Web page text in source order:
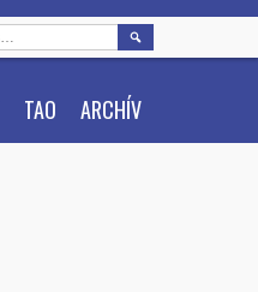
TAO ARCHÍV
KERESÉS: